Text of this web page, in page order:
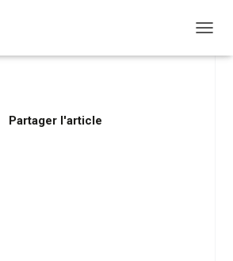
Partager l'article